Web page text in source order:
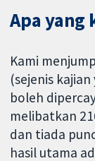
Apa yang
Kami
(sejenis
boleh
melibatkan
dan tiada
hasil utama